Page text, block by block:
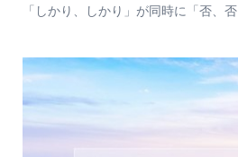
「しかり、しかり」が同時に「否、